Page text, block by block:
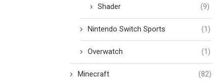
Shader (9)
Nintendo Switch Sports (1)
Overwatch (1)
Minecraft (82)